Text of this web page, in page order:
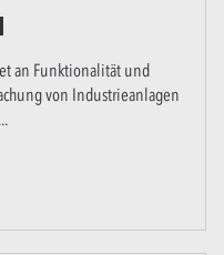
an Funktionalität und
von Industrieanlagen
...